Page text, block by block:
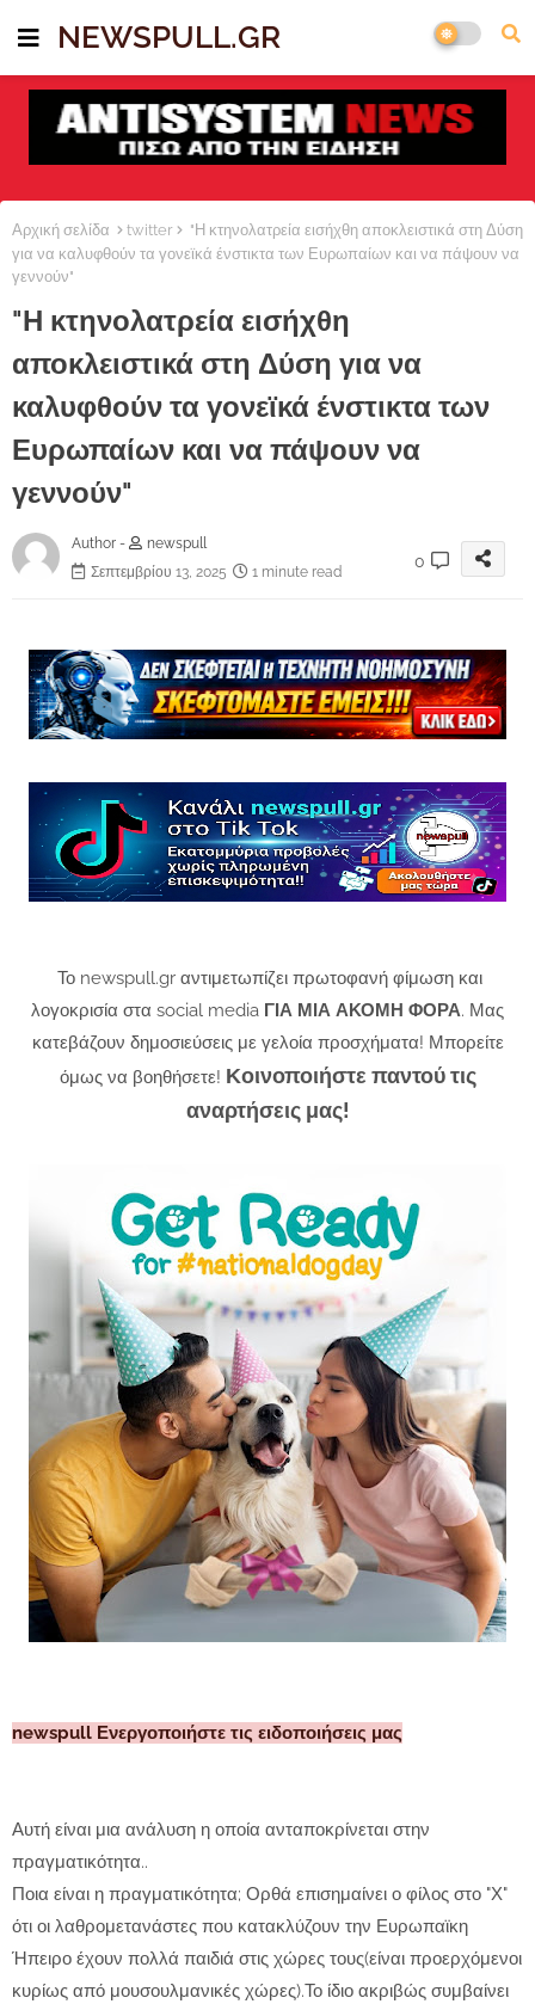
NEWSPULL.GR
Αρχική σελίδα twitter
"Η κτηνολατρεία εισήχθη αποκλειστικά στη Δύση
για να καλυφθούν τα γονεϊκά ένστικτα των Ευρωπαίων και να πάψουν να
γεννούν"
"Η κτηνολατρεία εισήχθη
αποκλειστικά στη Δύση για να
καλυφθούν τα γονεϊκά ένστικτα των
Ευρωπαίων και να πάψουν να
γεννούν"
Author -
newspull
Σεπτεμβρίου 13, 2025
1 minute read
0
Το newspull.gr αντιμετωπίζει πρωτοφανή φίμωση και
λογοκρισία στα social media ΓΙΑ ΜΙΑ ΑΚΟΜΗ ΦΟΡΑ. Μας
κατεβάζουν δημοσιεύσεις με γελοία προσχήματα! Μπορείτε
όμως να βοηθήσετε! Κοινοποιήστε παντού τις
αναρτήσεις μας!
newspull Ενεργοποιήστε τις ειδοποιήσεις μας
Αυτή είναι μια ανάλυση η οποία ανταποκρίνεται στην
πραγματικότητα..
Ποια είναι η πραγματικότητα; Ορθά επισημαίνει ο φίλος στο "Χ"
ότι οι λαθρομετανάστες που κατακλύζουν την Ευρωπαϊκη
Ήπειρο έχουν πολλά παιδιά στις χώρες τους(είναι προερχόμενοι
κυρίως από μουσουλμανικές χώρες).Το ίδιο ακριβώς συμβαίνει